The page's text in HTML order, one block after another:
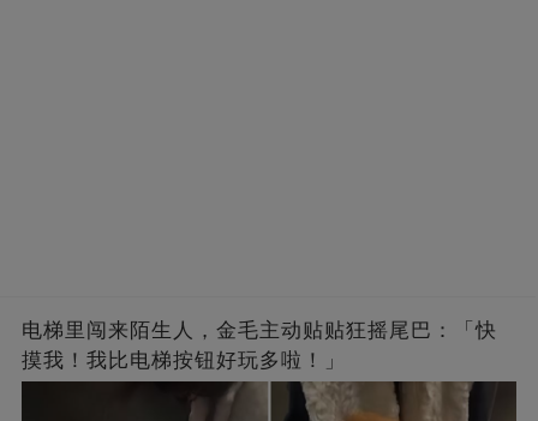
电梯里闯来陌生人，金毛主动贴贴狂摇尾巴：「快
摸我！我比电梯按钮好玩多啦！」